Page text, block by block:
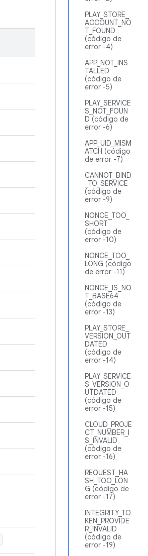
PLAY_STORE_
ACCOUNT_NO
T_FOUND
(código de
error -4)
APP_NOT_INS
TALLED
(código de
error -5)
PLAY_SERVICE
S_NOT_FOUN
D (código de
error -6)
APP_UID_MISM
ATCH (código
de error -7)
CANNOT_BIND
_TO_SERVICE
(código de
error -9)
NONCE_TOO_
SHORT
(código de
error -10)
NONCE_TOO_
LONG (código
de error -11)
NONCE_IS_NO
T_BASE64
(código de
error -13)
PLAY_STORE_
VERSION_OUT
DATED
(código de
error -14)
PLAY_SERVICE
S_VERSION_O
UTDATED
(código de
error -15)
CLOUD_PROJE
CT_NUMBER_I
S_INVALID
(código de
error -16)
REQUEST_HA
SH_TOO_LON
G (código de
error -17)
INTEGRITY_TO
KEN_PROVIDE
R_INVALID
(código de
error -19)